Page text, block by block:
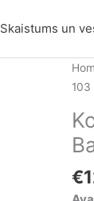
Skaistums un
103
€